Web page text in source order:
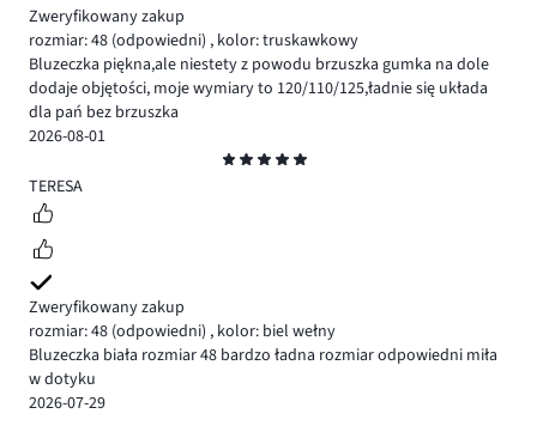
Zweryfikowany zakup
rozmiar: 48 (odpowiedni) , kolor: truskawkowy
Bluzeczka piękna,ale niestety z powodu brzuszka gumka na dole
dodaje objętości, moje wymiary to 120/110/125,ładnie się układa
dla pań bez brzuszka
2026-08-01
5
TERESA
Zweryfikowany zakup
rozmiar: 48 (odpowiedni) , kolor: biel wełny
Bluzeczka biała rozmiar 48 bardzo ładna rozmiar odpowiedni miła
w dotyku
2026-07-29